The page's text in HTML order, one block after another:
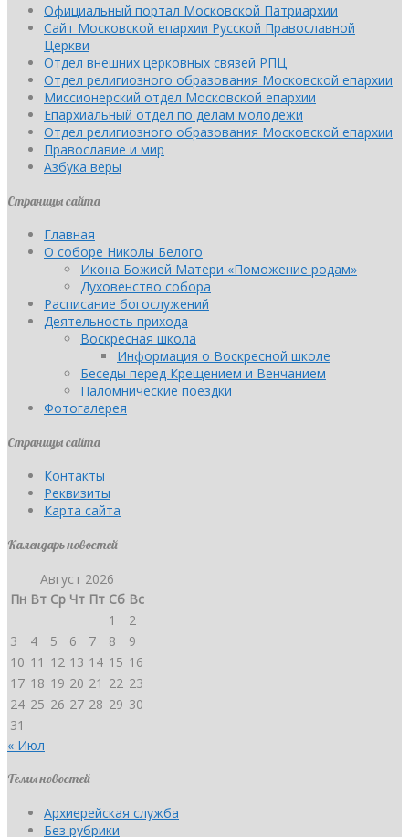
Официальный портал Московской Патриархии
Сайт Московской епархии Русской Православной
Церкви
Отдел внешних церковных связей РПЦ
Отдел религиозного образования Московской епархии
Миссионерский отдел Московской епархии
Епархиальный отдел по делам молодежи
Отдел религиозного образования Московской епархии
Православие и мир
Азбука веры
Страницы сайта
Главная
О соборе Николы Белого
Икона Божией Матери «Поможение родам»
Духовенство собора
Расписание богослужений
Деятельность прихода
Воскресная школа
Информация о Воскресной школе
Беседы перед Крещением и Венчанием
Паломнические поездки
Фотогалерея
Страницы сайта
Контакты
Реквизиты
Карта сайта
Календарь новостей
Август 2026
Пн Вт Ср Чт Пт Сб Вс
1
2
3
4 5 6 7 8
9
10 11 12 13 14 15 16
17 18 19 20 21 22 23
24 25 26 27 28 29 30
31
« Июл
Темы новостей
Архиерейская служба
Без рубрики